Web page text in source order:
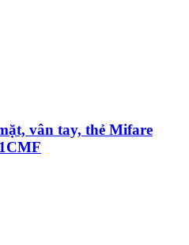
vân tay, thẻ Mifare